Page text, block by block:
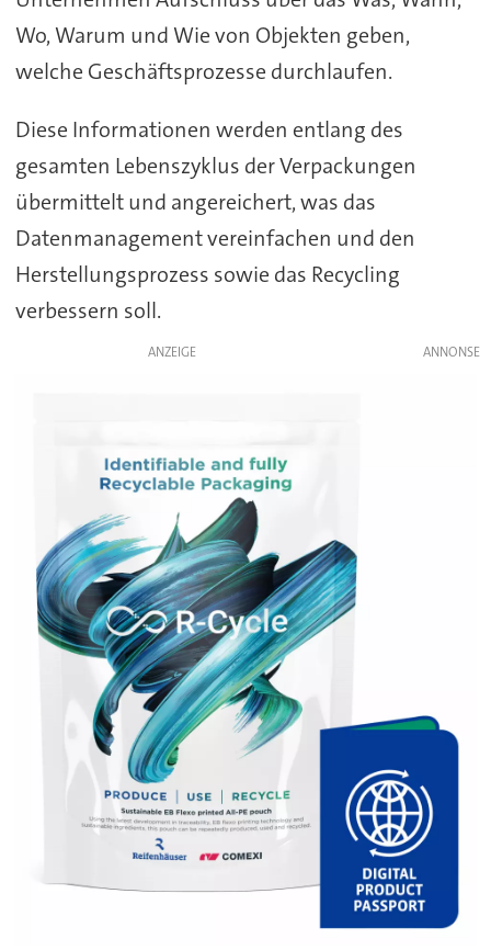
Wo, Warum und Wie von Objekten geben,
welche Geschäftsprozesse durchlaufen.
Diese Informationen werden entlang des
gesamten Lebenszyklus der Verpackungen
übermittelt und angereichert, was das
Datenmanagement vereinfachen und den
Herstellungsprozess sowie das Recycling
verbessern soll.
ANZEIGE